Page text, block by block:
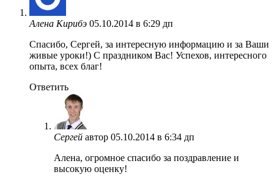
Алена Кирибэ 05.10.2014 в 6:29 дп
Cпасибо, Сергей, за интересную информацию и за Ваши
живые уроки!) С праздником Вас! Успехов, интересного
опыта, всех благ!
Ответить
Сергей автор 05.10.2014 в 6:34 дп
Алена, огромное спасибо за поздравление и
высокую оценку!